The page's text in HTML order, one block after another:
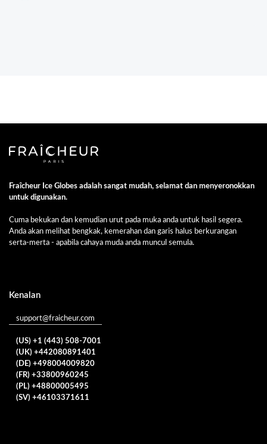
Fraîcheur Ice Globes adalah sangat mudah, selamat dan menyeronokkan
untuk digunakan.
Cuma bekukan dan kemudian urut pada muka anda untuk hasil segera.
Anda akan melihat bengkak, kemerahan dan garis halus berkurangan
serta-merta - apabila cahaya muda anda muncul semula.
Kenalan
support@fraicheur.com
(US) +1 (443) 508-7001
(UK) +442080891401
(DE) +498004009820
(FR) +33800960245
(PL) +48800005495
(SV) +46103371611